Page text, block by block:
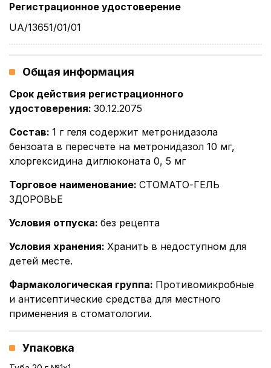
Регистрационное удостоверение
UA/13651/01/01
Общая информация
Срок действия регистрационного
удостоверения: 30.12.2075
Состав: 1 г геля содержит метронидазола
бензоата в пересчете на метронидазол 10 мг,
хлоргексидина диглюконата 0, 5 мг
Торговое наименование: СТОМАТО-ГЕЛЬ
ЗДОРОВЬЕ
Условия отпуска: без рецепта
Условия хранения: Хранить в недоступном для
детей месте.
Фармакологическая группа: Противомикробные
и антисептические средства для местного
применения в стоматологии.
Упаковка